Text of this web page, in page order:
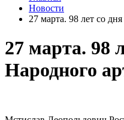
Новости
27 марта. 98 лет со
27 марта. 98
Народного